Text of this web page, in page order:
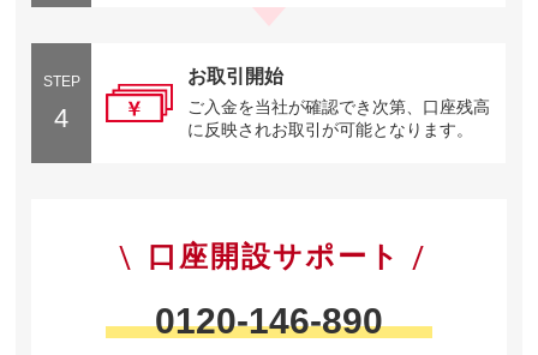
STEP
4
お取引開始
ご入金を当社が確認でき次第、口座残高
に反映されお取引が可能となります。
口座開設サポート
0120-146-890